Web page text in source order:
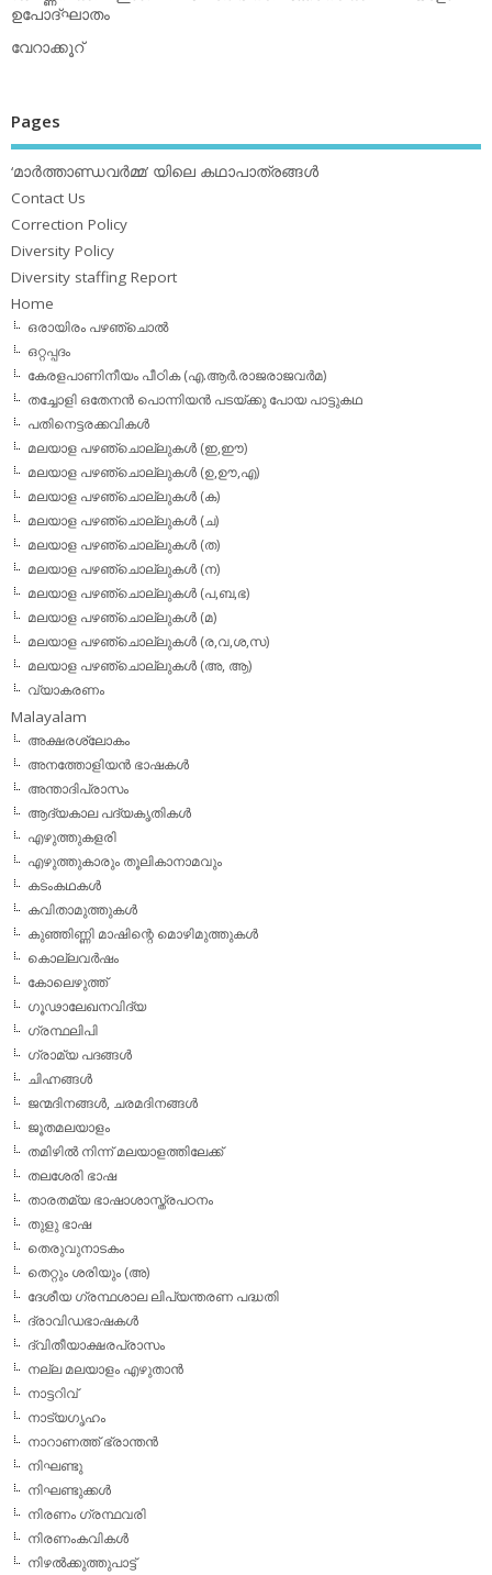
ഉപോദ്ഘാതം
വേറാക്കൂറ്
Pages
‘മാര്‍ത്താണ്ഡവര്‍മ്മ’ യിലെ കഥാപാത്രങ്ങള്‍
Contact Us
Correction Policy
Diversity Policy
Diversity staffing Report
Home
ഒരായിരം പഴഞ്ചൊല്‍
ഒറ്റപ്പദം
കേരളപാണിനീയം പീഠിക (എ.ആര്‍.രാജരാജവര്‍മ)
തച്ചോളി ഒതേനൻ പൊന്നിയൻ പടയ്‌ക്കു പോയ പാട്ടുകഥ
പതിനെട്ടരക്കവികള്‍
മലയാള പഴഞ്ചൊല്ലുകള്‍ (ഇ,ഈ)
മലയാള പഴഞ്ചൊല്ലുകള്‍ (ഉ,ഊ,എ)
മലയാള പഴഞ്ചൊല്ലുകള്‍ (ക)
മലയാള പഴഞ്ചൊല്ലുകള്‍ (ച)
മലയാള പഴഞ്ചൊല്ലുകള്‍ (ത)
മലയാള പഴഞ്ചൊല്ലുകള്‍ (ന)
മലയാള പഴഞ്ചൊല്ലുകള്‍ (പ,ബ,ഭ)
മലയാള പഴഞ്ചൊല്ലുകള്‍ (മ)
മലയാള പഴഞ്ചൊല്ലുകള്‍ (ര,വ,ശ,സ)
മലയാള പഴഞ്ചൊല്ലുകൾ (അ, ആ)
വ്യാകരണം
Malayalam
അക്ഷരശ്ലോകം
അനത്തോളിയന്‍ ഭാഷകള്‍
അന്താദിപ്രാസം
ആദ്യകാല പദ്യകൃതികള്‍
എഴുത്തുകളരി
എഴുത്തുകാരും തൂലികാനാമവും
കടംകഥകള്‍
കവിതാമുത്തുകള്‍
കുഞ്ഞിണ്ണി മാഷിന്റെ മൊഴിമുത്തുകള്‍
കൊല്ലവര്‍ഷം
കോലെഴുത്ത്
ഗൂഢാലേഖനവിദ്യ
ഗ്രന്ഥലിപി
ഗ്രാമ്യ പദങ്ങള്‍
ചിഹ്നങ്ങള്‍
ജന്മദിനങ്ങള്‍, ചരമദിനങ്ങള്‍
ജൂതമലയാളം
തമിഴില്‍ നിന്ന് മലയാളത്തിലേക്ക്
തലശേരി ഭാഷ
താരതമ്യ ഭാഷാശാസ്ത്രപഠനം
തുളു ഭാഷ
തെരുവുനാടകം
തെറ്റും ശരിയും (അ)
ദേശീയ ഗ്രന്ഥശാല ലിപ്യന്തരണ പദ്ധതി
ദ്രാവിഡഭാഷകള്‍
ദ്വിതീയാക്ഷരപ്രാസം
നല്ല മലയാളം എഴുതാന്‍
നാട്ടറിവ്
നാട്യഗൃഹം
നാറാണത്ത് ഭ്രാന്തന്‍
നിഘണ്ടു
നിഘണ്ടുക്കള്‍
നിരണം ഗ്രന്ഥവരി
നിരണംകവികള്‍
നിഴല്‍ക്കുത്തുപാട്ട്